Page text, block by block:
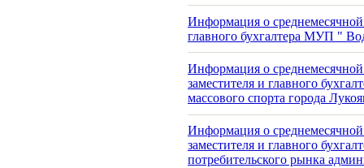
Информация о среднемесячной
главного бухгалтера МУП "
Информация о среднемесячной
заместителя и главного
массового спорта города
Информация о среднемесячной
заместителя и главного
потребительского рынка